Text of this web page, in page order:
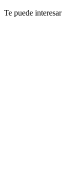
Te puede interesar